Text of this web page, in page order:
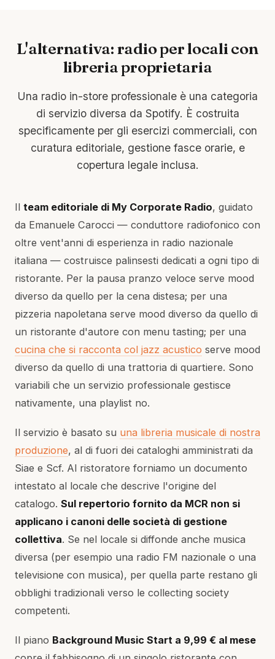
L'alternativa: radio per locali con
libreria proprietaria
Una radio in-store professionale è una categoria
di servizio diversa da Spotify. È costruita
specificamente per gli esercizi commerciali, con
curatura editoriale, gestione fasce orarie, e
copertura legale inclusa.
Il team editoriale di My Corporate Radio, guidato
da Emanuele Carocci — conduttore radiofonico con
oltre vent'anni di esperienza in radio nazionale
italiana — costruisce palinsesti dedicati a ogni tipo di
ristorante. Per la pausa pranzo veloce serve mood
diverso da quello per la cena distesa; per una
pizzeria napoletana serve mood diverso da quello di
un ristorante d'autore con menu tasting; per una
cucina che si racconta col jazz acustico serve mood
diverso da quello di una trattoria di quartiere. Sono
variabili che un servizio professionale gestisce
nativamente, una playlist no.
Il servizio è basato su una libreria musicale di nostra
produzione, al di fuori dei cataloghi amministrati da
Siae e Scf. Al ristoratore forniamo un documento
intestato al locale che descrive l'origine del
catalogo. Sul repertorio fornito da MCR non si
applicano i canoni delle società di gestione
collettiva. Se nel locale si diffonde anche musica
diversa (per esempio una radio FM nazionale o una
televisione con musica), per quella parte restano gli
obblighi tradizionali verso le collecting society
competenti.
Il piano Background Music Start a 9,99 € al mese